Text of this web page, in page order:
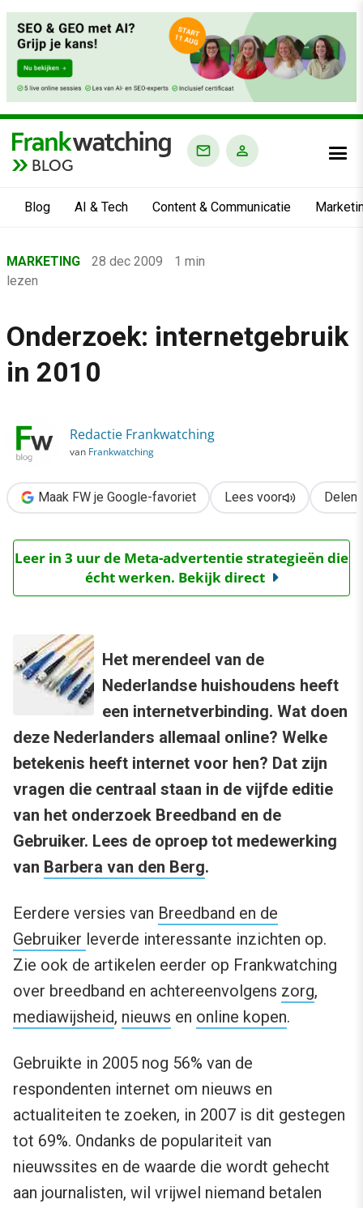
BLOG
Blog AI & Tech Content & Communicatie
›
Marketing
MARKETING 28 dec 2009
1 min
lezen
Onderzoek: internetgebruik
in 2010
Redactie Frankwatching
van Frankwatching
Maak FW je Google-favoriet Lees voor Delen
Leer in 3 uur de Meta-advertentie strategieën die
écht werken. Bekijk direct
Het merendeel van de
Nederlandse huishoudens heeft
een internetverbinding. Wat doen
deze Nederlanders allemaal online? Welke
betekenis heeft internet voor hen? Dat zijn
vragen die centraal staan in de vijfde editie
van het onderzoek Breedband en de
Gebruiker. Lees de oproep tot medewerking
van Barbera van den Berg.
Eerdere versies van Breedband en de
Gebruiker leverde interessante inzichten op.
Zie ook de artikelen eerder op Frankwatching
over breedband en achtereenvolgens zorg,
mediawijsheid, nieuws en online kopen.
Gebruikte in 2005 nog 56% van de
respondenten internet om nieuws en
actualiteiten te zoeken, in 2007 is dit gestegen
tot 69%. Ondanks de populariteit van
nieuwssites en de waarde die wordt gehecht
aan journalisten, wil vrijwel niemand betalen